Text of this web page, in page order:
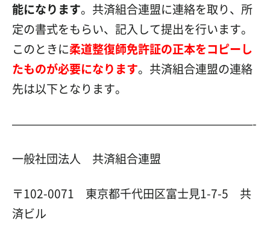
能になります。共済組合連盟に連絡を取り、所
定の書式をもらい、記入して提出を行います。
このときに柔道整復師免許証の正本をコピーし
たものが必要になります。共済組合連盟の連絡
先は以下となります。
—————————————————————-
一般社団法人 共済組合連盟
〒102-0071 東京都千代田区富士見1-7-5 共
済ビル